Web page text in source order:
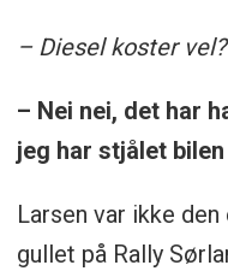
– Diesel koster vel?
– Nei nei, det har
jeg har stjålet
Larsen var ikke
gullet på Rally